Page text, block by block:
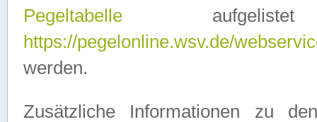
Pegeltabelle
https://pegelonline.wsv.de/
werden.
Zusätzliche Informationen zu